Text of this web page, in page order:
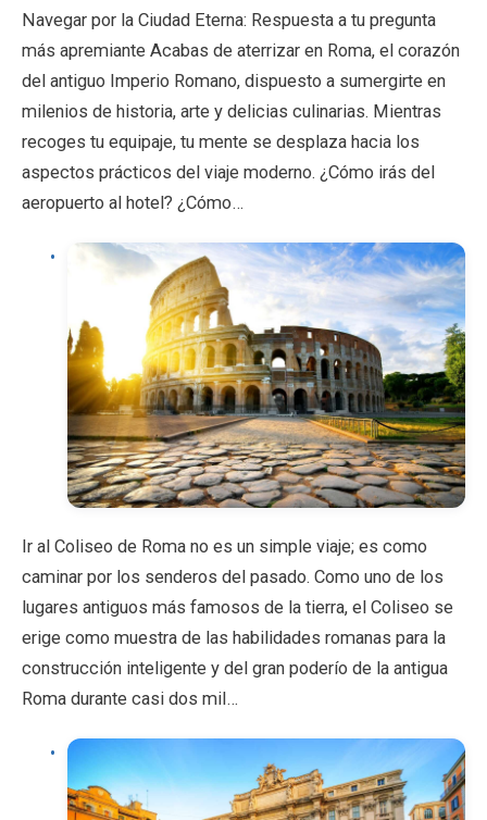
Navegar por la Ciudad Eterna: Respuesta a tu pregunta
más apremiante Acabas de aterrizar en Roma, el corazón
del antiguo Imperio Romano, dispuesto a sumergirte en
milenios de historia, arte y delicias culinarias. Mientras
recoges tu equipaje, tu mente se desplaza hacia los
aspectos prácticos del viaje moderno. ¿Cómo irás del
aeropuerto al hotel? ¿Cómo…
Ir al Coliseo de Roma no es un simple viaje; es como
caminar por los senderos del pasado. Como uno de los
lugares antiguos más famosos de la tierra, el Coliseo se
erige como muestra de las habilidades romanas para la
construcción inteligente y del gran poderío de la antigua
Roma durante casi dos mil…